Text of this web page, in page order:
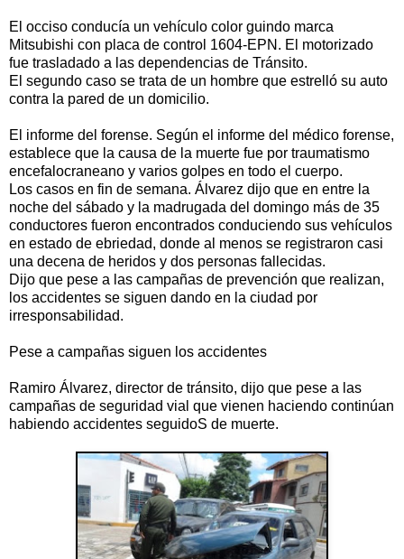
El occiso conducía un vehículo color guindo marca
Mitsubishi con placa de control 1604-EPN. El motorizado
fue trasladado a las dependencias de Tránsito.
El segundo caso se trata de un hombre que estrelló su auto
contra la pared de un domicilio.
El informe del forense. Según el informe del médico forense,
establece que la causa de la muerte fue por traumatismo
encefalocraneano y varios golpes en todo el cuerpo.
Los casos en fin de semana. Álvarez dijo que en entre la
noche del sábado y la madrugada del domingo más de 35
conductores fueron encontrados conduciendo sus vehículos
en estado de ebriedad, donde al menos se registraron casi
una decena de heridos y dos personas fallecidas.
Dijo que pese a las campañas de prevención que realizan,
los accidentes se siguen dando en la ciudad por
irresponsabilidad.
Pese a campañas siguen los accidentes
Ramiro Álvarez, director de tránsito, dijo que pese a las
campañas de seguridad vial que vienen haciendo continúan
habiendo accidentes seguidoS de muerte.